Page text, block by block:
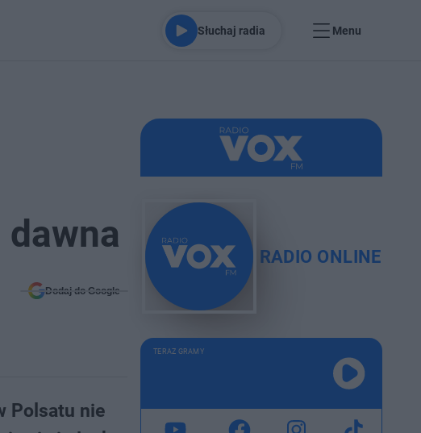
Słuchaj radia Menu
Dodaj do Google
Polsatu nie
RADIO ONLINE
TERAZ GRAMY